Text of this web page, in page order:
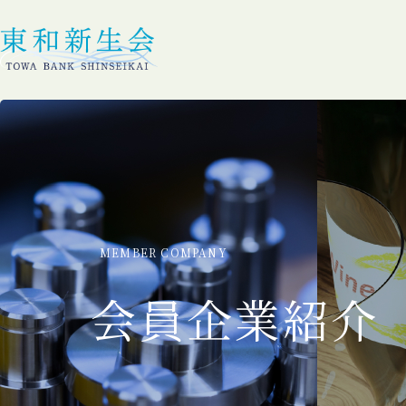
MEMBER COMPANY
会員企業紹介